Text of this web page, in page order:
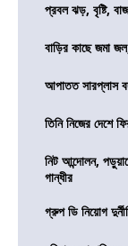
প্রবল ঝড়, বৃষ্টি,
বাড়ির কাছে জমা
আপাতত সারপ্লাস
তিনি নিজের দেশে
নিট আন্দোলন,
গান্ধীর
গ্রুপ ডি নিয়োগ